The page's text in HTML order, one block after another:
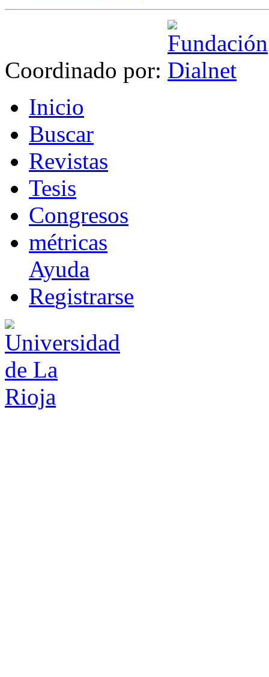
Coordinado por:
Inicio
Buscar
Revistas
Tesis
Congresos
métricas
Ayuda
Registrarse